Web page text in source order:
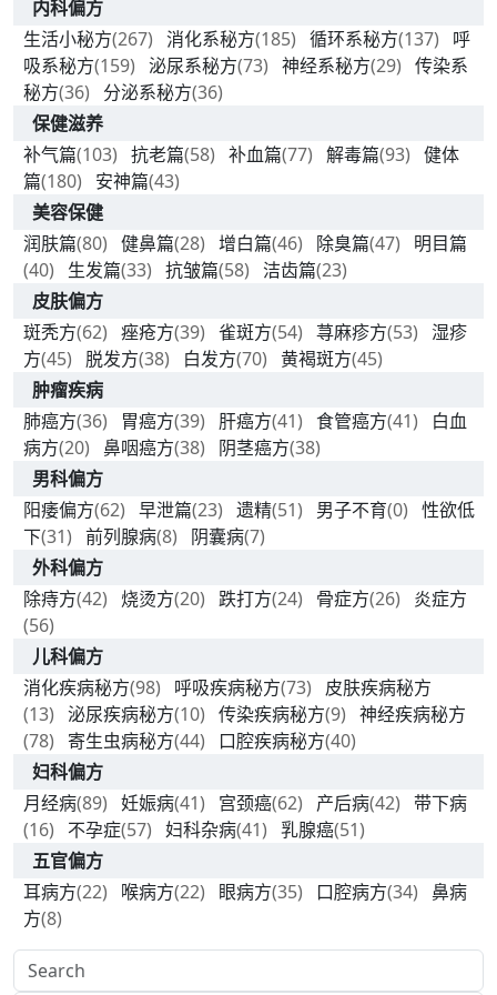
内科偏方
生活小秘方(267) 消化系秘方(185) 循环系秘方(137)
呼
吸系秘方(159) 泌尿系秘方(73) 神经系秘方(29) 传染系
秘方(36) 分泌系秘方(36)
保健滋养
补气篇(103) 抗老篇(58) 补血篇(77) 解毒篇(93) 健体
篇(180) 安神篇(43)
美容保健
润肤篇(80) 健鼻篇(28) 增白篇(46) 除臭篇(47)
明目篇
(40)
生发篇(33) 抗皱篇(58) 洁齿篇(23)
皮肤偏方
斑秃方(62) 痤疮方(39) 雀斑方(54) 荨麻疹方(53)
湿疹
方(45) 脱发方(38) 白发方(70) 黄褐斑方(45)
肿瘤疾病
肺癌方(36) 胃癌方(39) 肝癌方(41) 食管癌方(41)
白血
病方(20) 鼻咽癌方(38) 阴茎癌方(38)
男科偏方
阳痿偏方(62) 早泄篇(23) 遗精(51) 男子不育(0) 性欲低
下(31) 前列腺病(8) 阴囊病(7)
外科偏方
除痔方(42) 烧烫方(20) 跌打方(24) 骨症方(26)
炎症方
(56)
儿科偏方
消化疾病秘方(98) 呼吸疾病秘方(73)
皮肤疾病秘方
(13) 泌尿疾病秘方(10) 传染疾病秘方(9) 神经疾病秘方
(78)
寄生虫病秘方(44) 口腔疾病秘方(40)
妇科偏方
月经病(89) 妊娠病(41) 宫颈癌(62) 产后病(42) 带下病
(16)
不孕症(57) 妇科杂病(41) 乳腺癌(51)
五官偏方
耳病方(22) 喉病方(22) 眼病方(35) 口腔病方(34) 鼻病
方(8)